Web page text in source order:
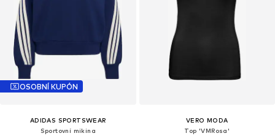
OSOBNÍ KUPÓN
ADIDAS SPORTSWEAR
Sportovní mikina
VERO MODA
Top 'VMRosa'